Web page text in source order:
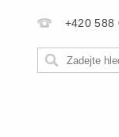
+420 588